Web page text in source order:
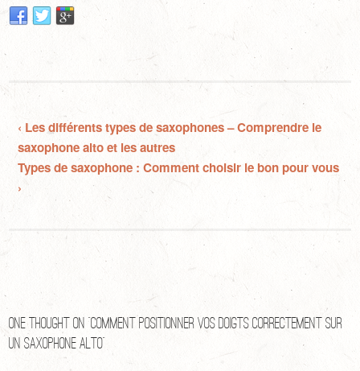
Saxophone Alto
‹ Les différents types de saxophones – Comprendre le
saxophone alto et les autres
Types de saxophone : Comment choisir le bon pour vous
›
One thought on “Comment Positionner Vos Doigts Correctement sur
un Saxophone Alto”